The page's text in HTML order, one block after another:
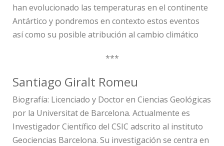
han evolucionado las temperaturas en el continente
Antártico y pondremos en contexto estos eventos
así como su posible atribución al cambio climático
***
Santiago Giralt Romeu
Biografía: Licenciado y Doctor en Ciencias Geológicas
por la Universitat de Barcelona. Actualmente es
Investigador Científico del CSIC adscrito al instituto
Geociencias Barcelona. Su investigación se centra en